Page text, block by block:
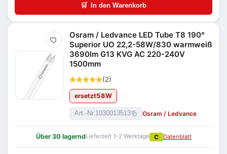
🛒 In den Warenkorb
Merken
Osram / Ledvance LED Tube T8 190°
Superior UO 22,2-58W/830 warmweiß
3690lm G13 KVG AC 220-240V
1500mm
(2)
ersetzt58W
Art.-Nr.1030013513 Osram / Ledvance
Über 30 lagerndLieferzeit 1–2 Werktage C Datenblatt